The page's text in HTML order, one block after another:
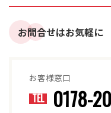
お問合せはお気軽に
お客様窓口
TEL 0178-